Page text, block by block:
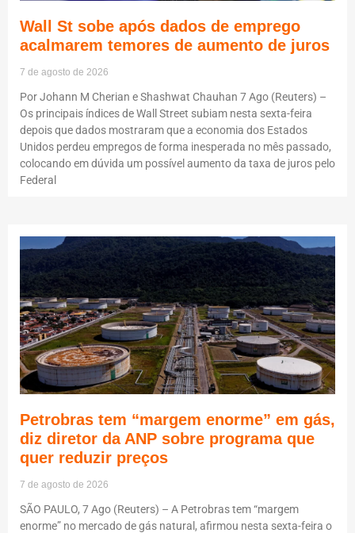
Wall St sobe após dados de emprego
acalmarem temores de aumento de juros
7 de agosto de 2026
Por Johann M Cherian e Shashwat Chauhan 7 Ago (Reuters) –
Os principais índices de Wall Street subiam nesta sexta-feira
depois que dados mostraram que a economia dos Estados
Unidos perdeu empregos de forma inesperada no mês passado,
colocando em dúvida um possível aumento da taxa de juros pelo
Federal
Petrobras tem “margem enorme” em gás,
diz diretor da ANP sobre programa que
quer reduzir preços
7 de agosto de 2026
SÃO PAULO, 7 Ago (Reuters) – A Petrobras tem “margem
enorme” no mercado de gás natural, afirmou nesta sexta-feira o